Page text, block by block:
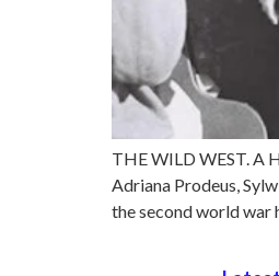
THE WILD WEST. A
Adriana Prodeus,
the second world war